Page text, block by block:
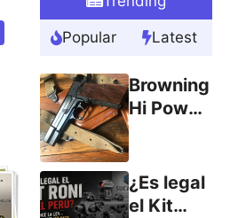
Popular Latest
Browning
Hi Power
¿Es legal
el Kit